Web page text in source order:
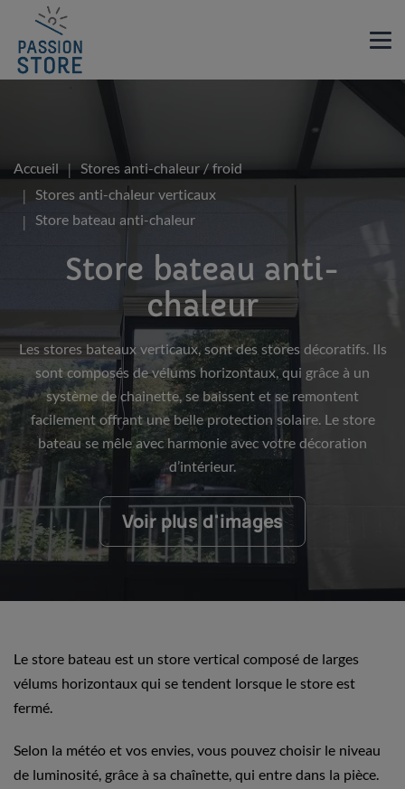
Accueil
Stores anti-chaleur / froid
Stores anti-chaleur verticaux
Store bateau anti-chaleur
Store bateau anti-
chaleur
Les stores bateaux verticaux, sont des stores décoratifs. Ils
sont composés de vélums horizontaux, qui grâce à un
système de chainette, se baissent et se remontent
facilement offrant une belle protection solaire. Le store
bateau se mêle avec harmonie avec votre décoration
d’intérieur.
Voir plus d'images
Le store bateau est un store vertical composé de larges
vélums horizontaux qui se tendent lorsque le store est
fermé.
Selon la météo et vos envies, vous pouvez choisir le niveau
de luminosité, grâce à sa chaînette, qui entre dans la pièce.